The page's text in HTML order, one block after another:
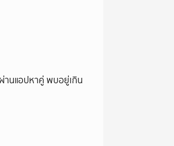
นแอปหาคู่ พบอยู่เกิน